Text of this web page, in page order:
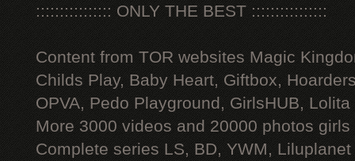
:::::::::::::::: ONLY THE BEST ::::::::::::::::
Content from TOR websites Magic
Childs Play, Baby Heart, Giftbox,
OPVA, Pedo Playground, GirlsHUB, Lolita
More 3000 videos and 20000 photos
Complete series LS, BD, YWM, Liluplanet